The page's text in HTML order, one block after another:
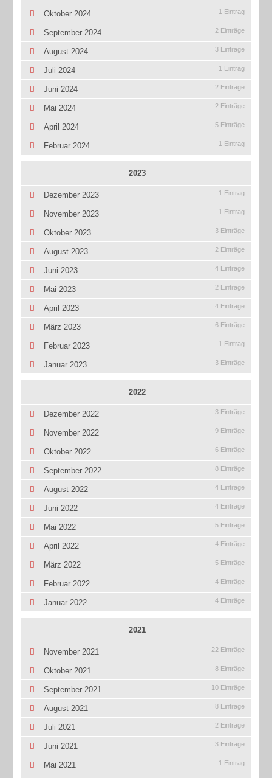
Oktober 2024 1 Eintrag
September 2024 2 Einträge
August 2024 3 Einträge
Juli 2024 1 Eintrag
Juni 2024 2 Einträge
Mai 2024 2 Einträge
April 2024 5 Einträge
Februar 2024 1 Eintrag
2023
Dezember 2023 1 Eintrag
November 2023 1 Eintrag
Oktober 2023 3 Einträge
August 2023 2 Einträge
Juni 2023 4 Einträge
Mai 2023 2 Einträge
April 2023 4 Einträge
März 2023 6 Einträge
Februar 2023 1 Eintrag
Januar 2023 3 Einträge
2022
Dezember 2022 3 Einträge
November 2022 9 Einträge
Oktober 2022 6 Einträge
September 2022 8 Einträge
August 2022 4 Einträge
Juni 2022 4 Einträge
Mai 2022 5 Einträge
April 2022 4 Einträge
März 2022 5 Einträge
Februar 2022 4 Einträge
Januar 2022 4 Einträge
2021
November 2021 22 Einträge
Oktober 2021 8 Einträge
September 2021 10 Einträge
August 2021 8 Einträge
Juli 2021 2 Einträge
Juni 2021 3 Einträge
Mai 2021 1 Eintrag